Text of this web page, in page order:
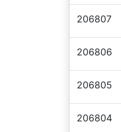
206807
206806
206805
206804